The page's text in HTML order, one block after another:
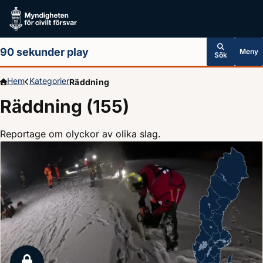
Hoppa till huvudinnehållet
90 sekunder play Sök Meny
Hem KategorierRäddning
Räddning (155)
Reportage om olyckor av olika slag.